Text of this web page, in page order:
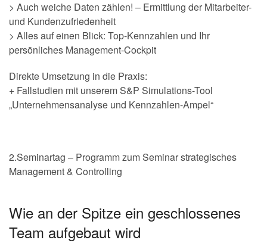
> Auch weiche Daten zählen! – Ermittlung der Mitarbeiter-
und Kundenzufriedenheit
> Alles auf einen Blick: Top-Kennzahlen und Ihr
persönliches Management-Cockpit
Direkte Umsetzung in die Praxis:
+ Fallstudien mit unserem S&P Simulations-Tool
„Unternehmensanalyse und Kennzahlen-Ampel“
2.Seminartag – Programm zum Seminar strategisches
Management & Controlling
Wie an der Spitze ein geschlossenes
Team aufgebaut wird